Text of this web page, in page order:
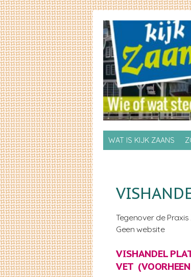
WAT IS KIJK ZAANS
Tegenover de
Geen website
VISHANDEL
VET